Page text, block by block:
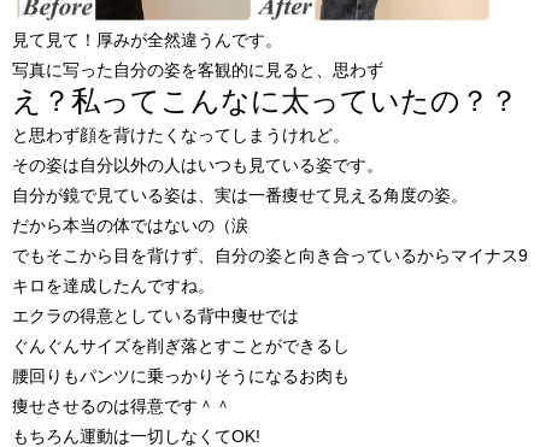
見て見て！厚みが全然違うんです。
写真に写った自分の姿を客観的に見ると、思わず
え？私ってこんなに太っていたの？？
と思わず顔を背けたくなってしまうけれど。
その姿は自分以外の人はいつも見ている姿です。
自分が鏡で見ている姿は、実は一番痩せて見える角度の姿。
だから本当の体ではないの（涙
でもそこから目を背けず、自分の姿と向き合っているからマイナス9
キロを達成したんですね。
エクラの得意としている背中痩せでは
ぐんぐんサイズを削ぎ落とすことができるし
腰回りもパンツに乗っかりそうになるお肉も
痩せさせるのは得意です＾＾
もちろん運動は一切しなくてOK!